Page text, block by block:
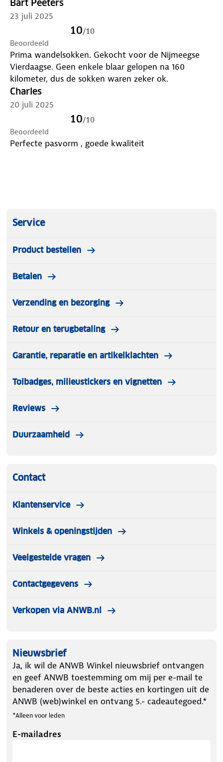
Bart Peeters
23 juli 2025
10/10
Beoordeeld
Prima wandelsokken. Gekocht voor de Nijmeegse
Vierdaagse. Geen enkele blaar gelopen na 160
kilometer, dus de sokken waren zeker ok.
Charles
20 juli 2025
10/10
Beoordeeld
Perfecte pasvorm , goede kwaliteit
Service
Product bestellen
Betalen
Verzending en bezorging
Retour en terugbetaling
Garantie, reparatie en artikelklachten
Tolbadges, milieustickers en vignetten
Reviews
Duurzaamheid
Contact
Klantenservice
Winkels & openingstijden
Veelgestelde vragen
Contactgegevens
Verkopen via ANWB.nl
Nieuwsbrief
Ja, ik wil de ANWB Winkel nieuwsbrief ontvangen
en geef ANWB toestemming om mij per e-mail te
benaderen over de beste acties en kortingen uit de
ANWB (web)winkel en ontvang 5.- cadeautegoed.*
*Alleen voor leden
E-mailadres